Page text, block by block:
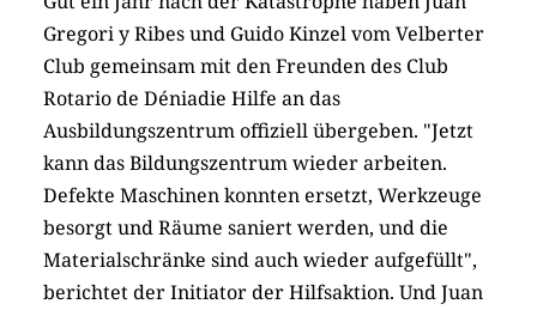
Gregori y Ribes und Guido Kinzel vom Velberter
Club gemeinsam mit den Freunden des Club
Rotario de Déniadie Hilfe an das
Ausbildungszentrum offiziellübergeben. "Jetzt
kann das Bildungszentrum wieder arbeiten.
Defekte Maschinen konnten ersetzt, Werkzeuge
besorgt und Räume saniert werden, und die
Materialschränke sind auch wieder aufgefüllt",
berichtet der Initiator der Hilfsaktion. Und Juan